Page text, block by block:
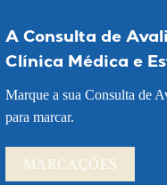
A Consulta de
Clínica Médica e
Marque a sua Consulta de
para marcar.
MARCAÇÕES